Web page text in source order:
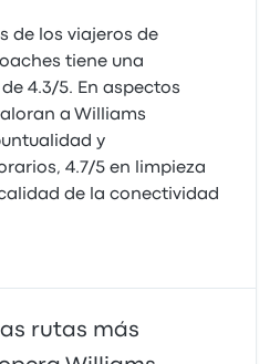
de los viajeros de
tiene una
4.3/5. En aspectos
a Williams
y
4.7/5 en limpieza
de la conectividad
rutas más